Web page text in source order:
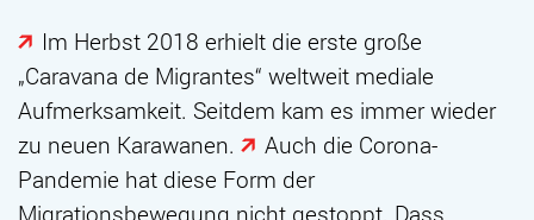
Im Herbst 2018 erhielt die erste große
„Caravana de Migrantes“ weltweit mediale
Aufmerksamkeit. Seitdem kam es immer wieder
zu neuen Karawanen.
Auch die Corona-
Pandemie hat diese Form der
Migrationsbewegung nicht gestoppt. Dass